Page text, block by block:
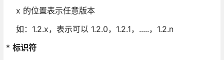
x 的位置表示任意版本
如：1.2.x，表示可以 1.2.0，1.2.1，.....，1.2.n
* 标识符